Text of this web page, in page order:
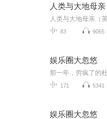
人类与大地母
人类与大地母亲（
83 9065
娱乐圈大忽悠
171 5341
娱乐圈大忽悠